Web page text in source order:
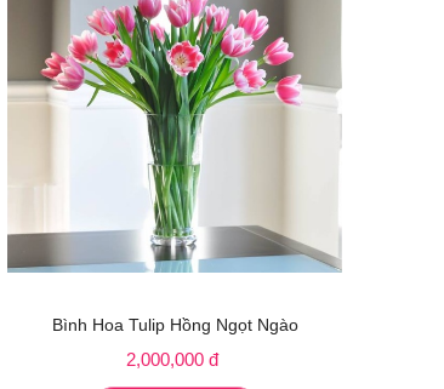
Bình Hoa Tulip Hồng Ngọt Ngào
2,000,000 đ